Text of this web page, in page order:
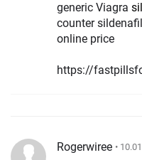
generic Viagra
counter
online price
https://
Rogerwiree •